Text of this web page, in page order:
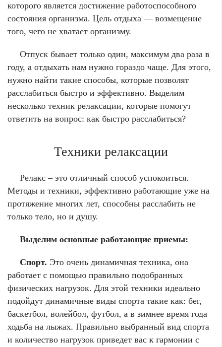
которого является достижение работоспособного
состояния организма. Цель отдыха — возмещение
того, чего не хватает организму.
Отпуск бывает только один, максимум два раза в
году, а отдыхать нам нужно гораздо чаще. Для этого,
нужно найти такие способы, которые позволят
расслабиться быстро и эффективно. Выделим
несколько техник релаксации, которые помогут
ответить на вопрос: как быстро расслабиться?
Техники релаксации
Релакс – это отличный способ успокоиться.
Методы и техники, эффективно работающие уже на
протяжение многих лет, способны расслабить не
только тело, но и душу.
Выделим основные работающие приемы:
Спорт. Это очень динамичная техника, она
работает с помощью правильно подобранных
физических нагрузок. Для этой техники идеально
подойдут динамичные виды спорта такие как: бег,
баскетбол, волейбол, футбол, а в зимнее время года
ходьба на лыжах. Правильно выбранный вид спорта
и количество нагрузок приведет вас к гармонии с